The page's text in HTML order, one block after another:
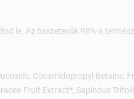
le. Az összetevők 98%-a
Cocamidopropyl Betaine,
Fruit Extract*, Sapindus